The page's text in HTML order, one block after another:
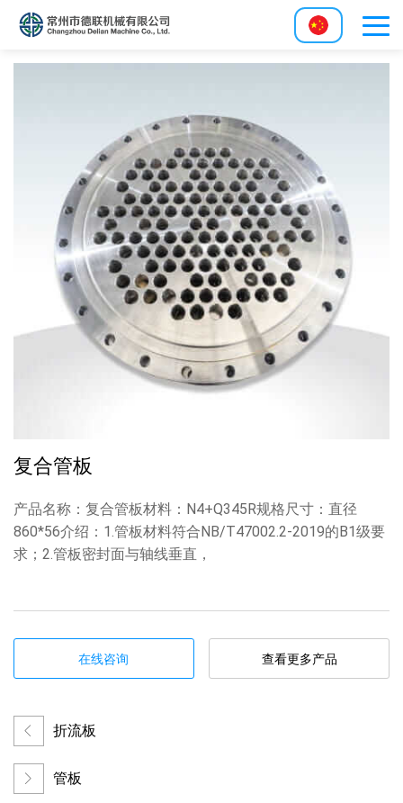
复合管板
产品名称：复合管板材料：N4+Q345R规格尺寸：直径
860*56介绍：1.管板材料符合NB/T47002.2-2019的B1级要
求；2.管板密封面与轴线垂直，
在线咨询 查看更多产品
折流板
管板